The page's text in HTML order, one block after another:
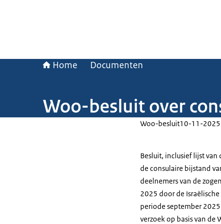
Home Documenten
Woo-besluit over
Woo-besluit10-11-2025
Besluit, inclusief lijst
de consulaire bijstand
deelnemers van de
2025 door de
periode september
verzoek op basis van de